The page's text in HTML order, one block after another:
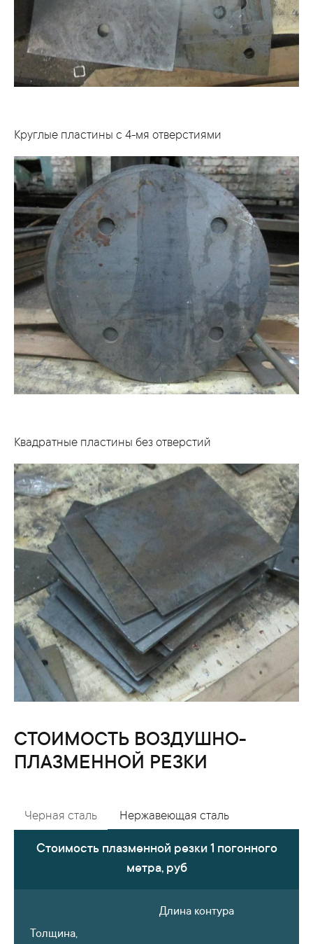
Круглые пластины с 4-мя отверстиями
Квадратные пластины без отверстий
СТОИМОСТЬ ВОЗДУШНО-
ПЛАЗМЕННОЙ РЕЗКИ
Черная сталь Нержавеющая сталь
Стоимость плазменной резки 1 погонного
метра, руб
Толщина,
Длина контура